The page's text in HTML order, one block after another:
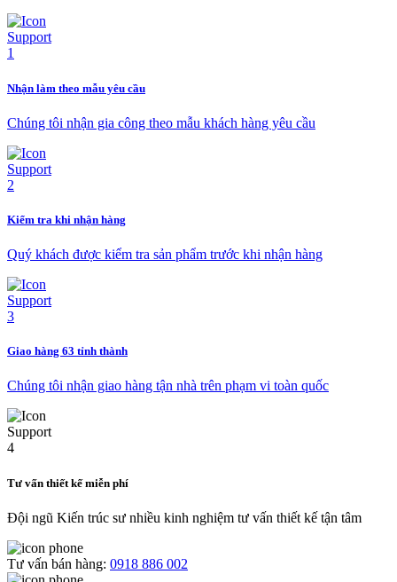
Nhận làm theo mẫu yêu cầu
Chúng tôi nhận gia công theo mẫu khách hàng yêu cầu
Kiểm tra khi nhận hàng
Quý khách được kiểm tra sản phẩm trước khi nhận hàng
Giao hàng 63 tỉnh thành
Chúng tôi nhận giao hàng tận nhà trên phạm vi toàn quốc
Tư vấn thiết kế miễn phí
Đội ngũ Kiến trúc sư nhiều kinh nghiệm tư vấn thiết kế tận tâm
Tư vấn bán hàng: 0918 886 002